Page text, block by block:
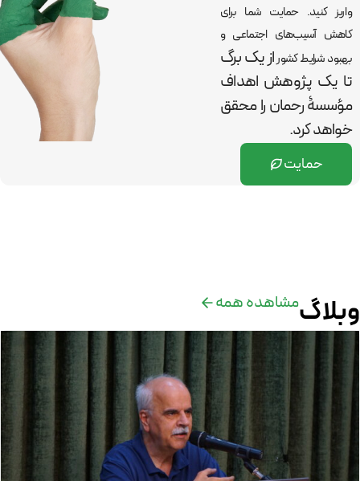
واریز کنید. حمایت شما برای
کاهش آسیب‌های اجتماعی و
بهبود شرایط کشوراز یک برگ
تا یک پژوهش اهداف
مؤسسۀ رحمان رامحقق
خواهد کرد.
حمایت
وبلاگمشاهده همه